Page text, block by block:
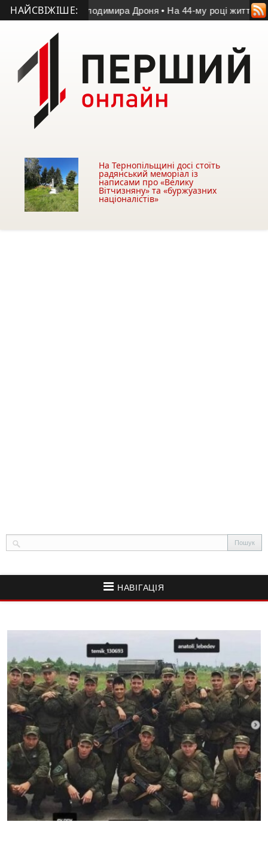
НАЙСВІЖІШЕ:
пам’яті Володимира Дроня • На 44-му році життя помер
На Тернопільщині досі стоїть
радянський меморіал із
написами про «Велику
Вітчизняну» та «буржуазних
націоналістів»
НАВІГАЦІЯ